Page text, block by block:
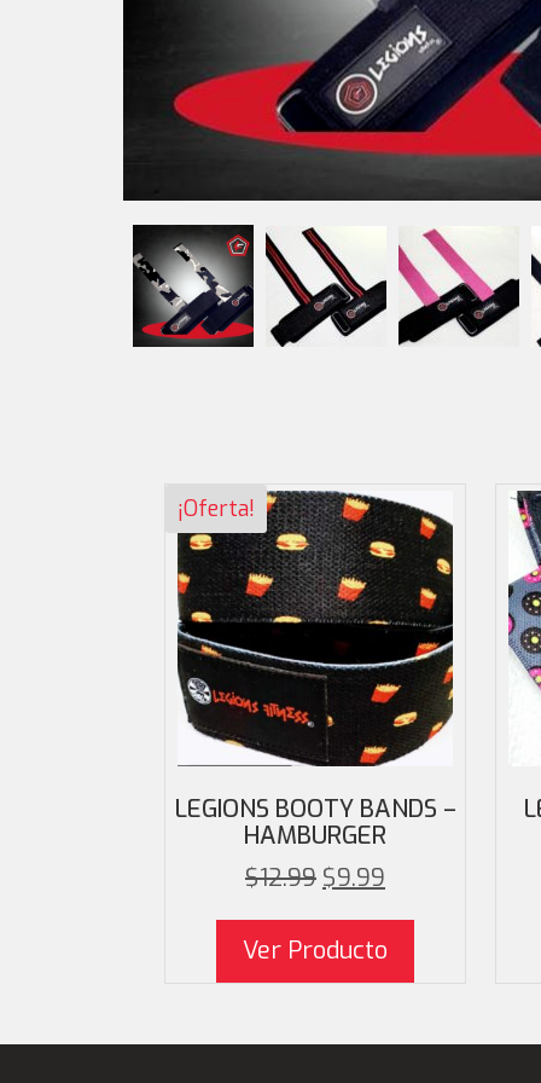
¡Oferta!
LEGIONS BOOTY BANDS –
HAMBURGER
$12.99 $9.99
Ver Producto